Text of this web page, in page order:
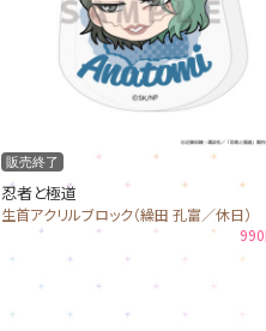
販売終了
忍者と極道
生首アクリルブロック（繰田 孔富／休日）